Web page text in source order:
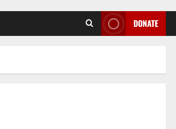
DONATE